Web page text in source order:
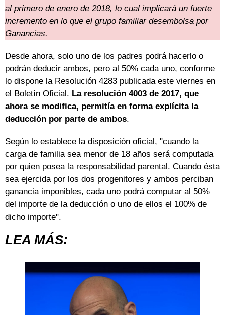
al primero de enero de 2018, lo cual implicará un fuerte
incremento en lo que el grupo familiar desembolsa por
Ganancias.
Desde ahora, solo uno de los padres podrá hacerlo o
podrán deducir ambos, pero al 50% cada uno, conforme
lo dispone la Resolución 4283 publicada este viernes en
el Boletín Oficial. La resolución 4003 de 2017, que
ahora se modifica, permitía en forma explícita la
deducción por parte de ambos.
Según lo establece la disposición oficial, "cuando la
carga de familia sea menor de 18 años será computada
por quien posea la responsabilidad parental. Cuando ésta
sea ejercida por los dos progenitores y ambos perciban
ganancia imponibles, cada uno podrá computar al 50%
del importe de la deducción o uno de ellos el 100% de
dicho importe".
LEA MÁS: